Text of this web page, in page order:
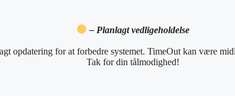
– Planlagt vedligeholdelse
opdatering for at forbedre systemet. TimeOut kan være
Tak for din tålmodighed!